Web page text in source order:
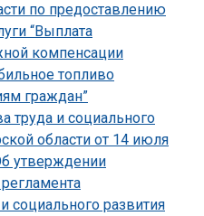
по предоставлению
“Выплата
компенсации
топливо
граждан”
труда и социального
области от 14 июля
утверждении
социального развития